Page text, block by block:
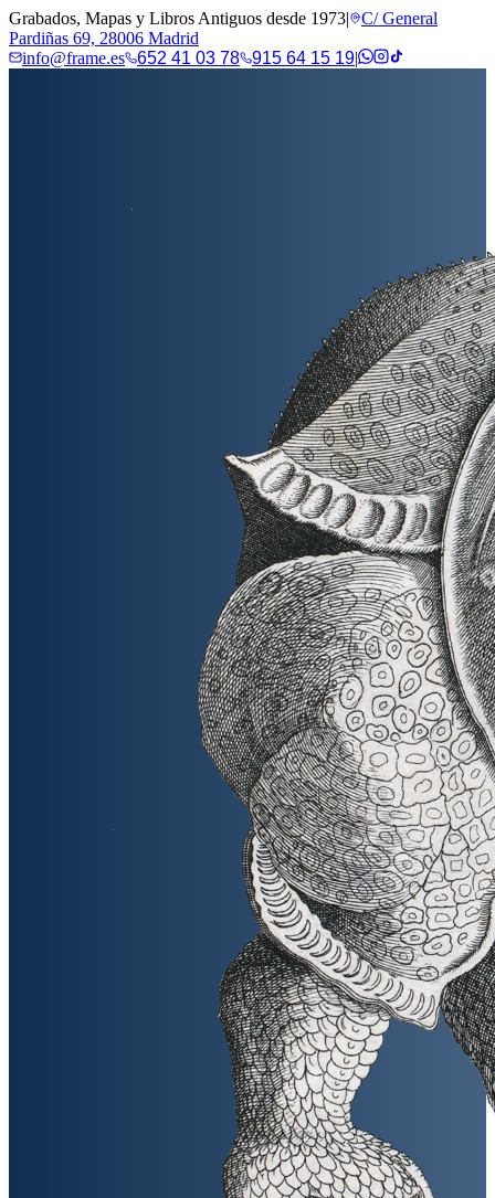
Grabados, Mapas y Libros Antiguos desde 1973|
C/ General
Pardiñas 69, 28006 Madrid
info@frame.es
652 41 03 78 915 64 15 19|